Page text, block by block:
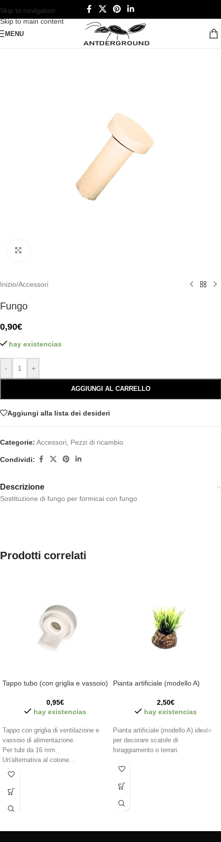
Skip to navigation
Skip to main content
MENU
Inizio/Accessori
Fungo
0,90€
hay existencias
- +
AGGIUNGI AL CARRELLO
Aggiungi alla lista dei desideri
Categorie: Accessori, Pezzi di ricambio
Condividi:
Descrizione
Sostituzione di fungo per formicai con fungo
Prodotti correlati
Tappo tubo (con griglia e vassoio)
0,95€
hay existencias
Tappo con griglia di ventilazione e
vassoio di alimentazione.
Per tubi da 16 mm.
Un'alternativa al cotone. .
Viene inviato solo il tappo.
Pianta artificiale (modello A)
2,50€
hay existencias
Pianta artificiale (modello A) ideale
per decorare scatole di
foraggiamento o terrari.